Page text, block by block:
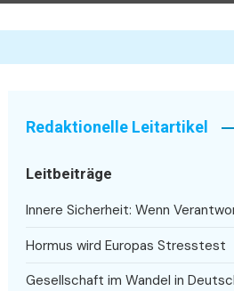
Redaktionelle Leitartikel
Leitbeiträge
Innere Sicherheit: Wenn
Hormus wird Europas Stresstest
Gesellschaft im Wandel in